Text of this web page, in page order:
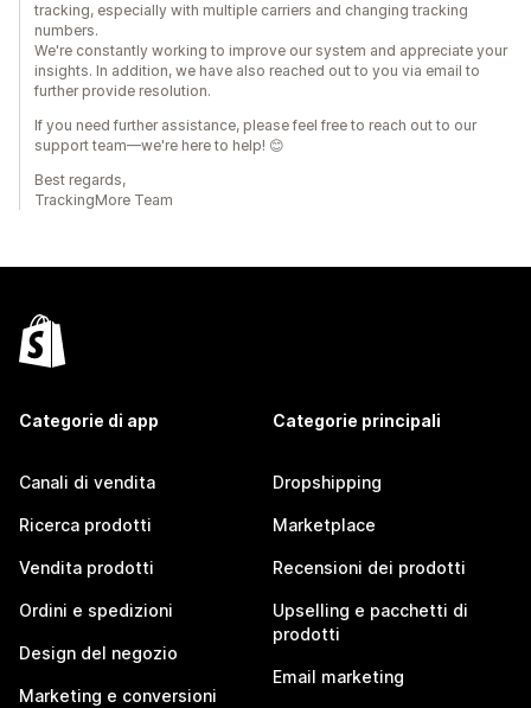
tracking, especially with multiple carriers and changing tracking
numbers.
We're constantly working to improve our system and appreciate your
insights. In addition, we have also reached out to you via email to
further provide resolution.
If you need further assistance, please feel free to reach out to our
support team—we're here to help! 😊
Best regards,
TrackingMore Team
Categorie di app
Canali di vendita
Ricerca prodotti
Vendita prodotti
Ordini e spedizioni
Design del negozio
Marketing e conversioni
Categorie principali
Dropshipping
Marketplace
Recensioni dei prodotti
Upselling e pacchetti di
prodotti
Email marketing